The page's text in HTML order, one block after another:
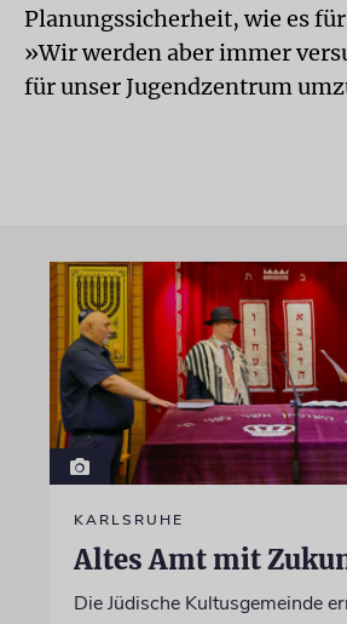
Planungssicherheit, wie es
»Wir werden aber immer
für unser Jugendzentrum
KARLSRUHE
Altes Amt mit
Die Jüdische Kultusgemeinde